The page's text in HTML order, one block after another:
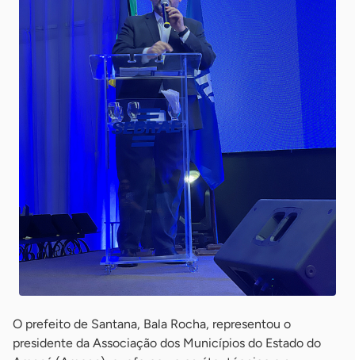
O prefeito de Santana, Bala Rocha, representou o
presidente da Associação dos Municípios do Estado do